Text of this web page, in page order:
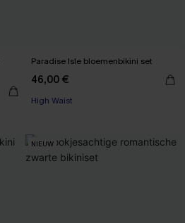
Paradise Isle bloemenbikini set
46,00 €
High Waist
NIEUW